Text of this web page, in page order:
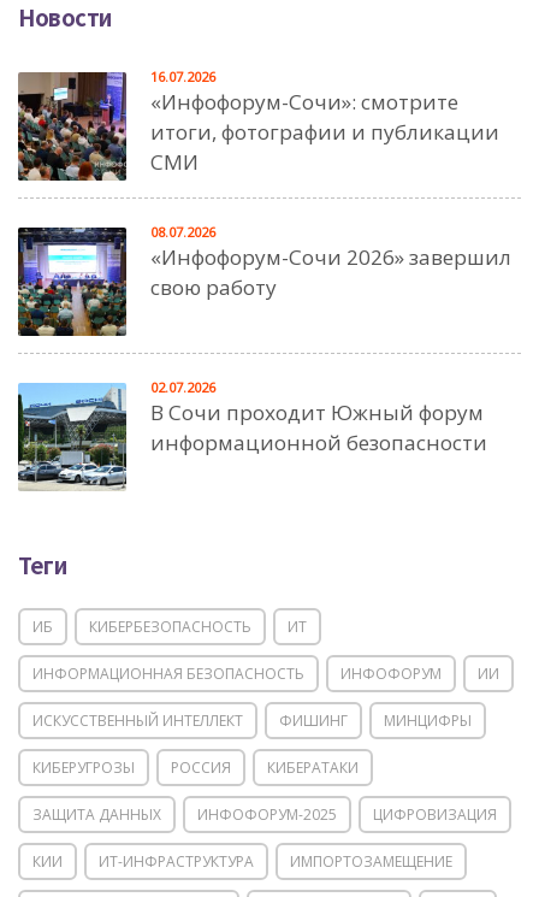
Новости
«Инфофорум-Сочи»: смотрите
итоги, фотографии и публикации
СМИ
16.07.2026
«Инфофорум-Сочи 2026» завершил
свою работу
08.07.2026
В Сочи проходит Южный форум
информационной безопасности
02.07.2026
Теги
ИБ КИБЕРБЕЗОПАСНОСТЬ ИТ
ИНФОРМАЦИОННАЯ БЕЗОПАСНОСТЬ ИНФОФОРУМ ИИ
ИСКУССТВЕННЫЙ ИНТЕЛЛЕКТ ФИШИНГ МИНЦИФРЫ
КИБЕРУГРОЗЫ РОССИЯ КИБЕРАТАКИ
ЗАЩИТА ДАННЫХ ИНФОФОРУМ-2025 ЦИФРОВИЗАЦИЯ
КИИ ИТ-ИНФРАСТРУКТУРА ИМПОРТОЗАМЕЩЕНИЕ